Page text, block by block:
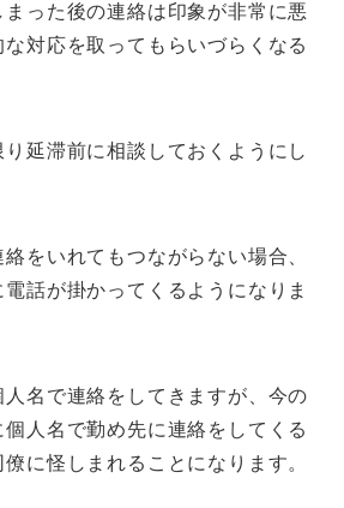
った後の連絡は印象が非常に悪
な対応を取ってもらいづらくなる
延滞前に相談しておくようにし
をいれてもつながらない場合、
話が掛かってくるようになりま
名で連絡をしてきますが、今の
人名で勤め先に連絡をしてくる
に怪しまれることになります。